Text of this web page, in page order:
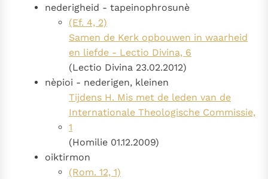
nederigheid - tapeinophrosunè
(Ef. 4, 2)
Samen de Kerk opbouwen in waarheid
en liefde - Lectio Divina, 6
(Lectio Divina 23.02.2012)
nèpioi - nederigen, kleinen
Tijdens H. Mis met de leden van de
Internationale Theologische Commissie,
1
(Homilie 01.12.2009)
oiktirmon
(Rom. 12, 1)